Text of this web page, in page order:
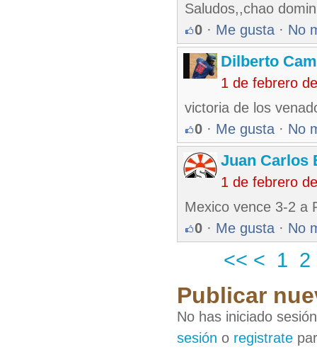
Saludos,,chao
0 · Me gusta · No
Dilberto
1 de febrero
victoria de los
0 · Me gusta · No
Juan Carlos
1 de febrero
Mexico vence 3-2 a
0 · Me gusta · No
<< < 1 2
Publicar
No has iniciado
sesión o registrate